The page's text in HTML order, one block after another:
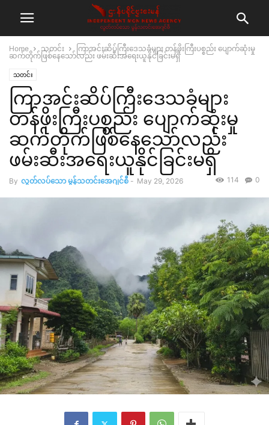
Home သတင်း
ကြာအင်းဆိပ်ကြီးဒေသခံများ တန်ဖိုးကြီးပစ္စည်း ပျောက်ဆုံးမှု
ဆက်တိုက်ဖြစ်နေသော်လည်း ဖမ်းဆီးအရေးယူနိုင်ခြင်းမရှိ
သတင်း
ကြာအင်းဆိပ်ကြီးဒေသခံများ
တန်ဖိုးကြီးပစ္စည်း ပျောက်ဆုံးမှု
ဆက်တိုက်ဖြစ်နေသော်လည်း
ဖမ်းဆီးအရေးယူနိုင်ခြင်းမရှိ
By လွတ်လပ်သော မွန်သတင်းအေဂျင်စီ - May 29, 2026 0
114